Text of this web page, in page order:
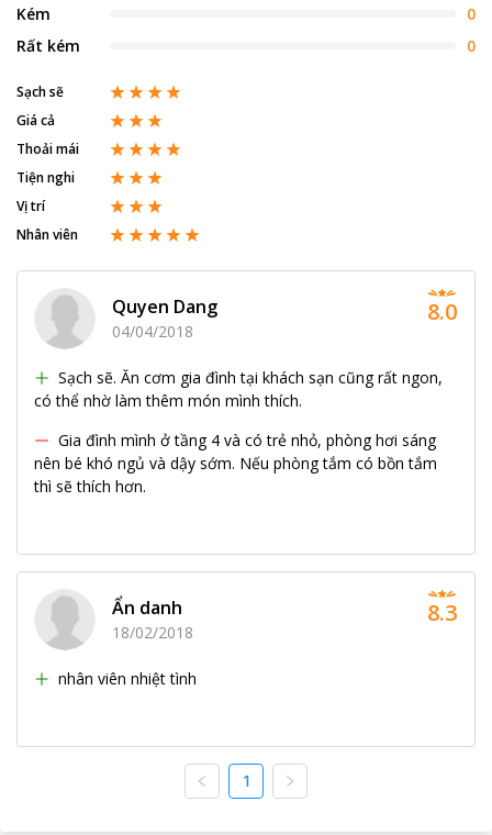
Kém
0
Rất kém
0
Sạch sẽ
Giá cả
Thoải mái
Tiện nghi
Vị trí
Nhân viên
Quyen Dang
04/04/2018
Sạch sẽ. Ăn cơm gia đình tại khách sạn cũng rất ngon,
có thể nhờ làm thêm món mình thích.
Gia đình mình ở tầng 4 và có trẻ nhỏ, phòng hơi sáng
nên bé khó ngủ và dậy sớm. Nếu phòng tắm có bồn tắm
thì sẽ thích hơn.
8.0
Ẩn danh
18/02/2018
nhân viên nhiệt tình
8.3
1